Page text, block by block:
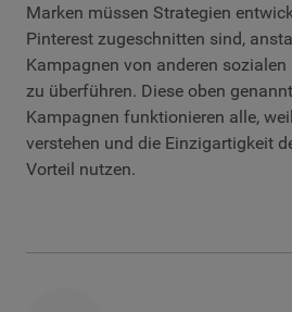
Marken müssen Strategien
Pinterest zugeschnitten sind,
Kampagnen von anderen
zu überführen. Diese oben
Kampagnen funktionieren alle,
verstehen und die Einzigartigkeit
Vorteil nutzen.